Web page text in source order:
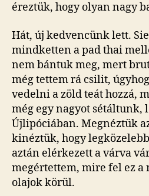
éreztük, hogy olyan nagy
Hát, új kedvencünk lett.
mindketten a pad thai
nem bántuk meg, mert
még tettem rá csilit,
vedelni a zöld teát hozzá,
még egy nagyot sétáltunk,
Újlipóciában. Megnéztük
kinéztük, hogy
aztán elérkezett a várva
megértettem, mire fel ez a
olajok körül.